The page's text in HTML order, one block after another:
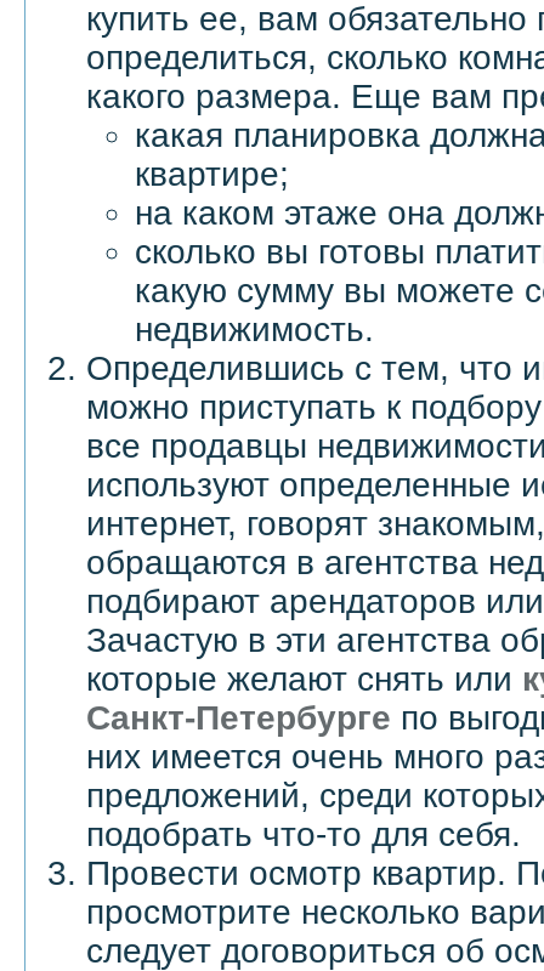
купить ее, вам обязательно
определиться, сколько
какого размера. Еще вам
какая планировка
квартире;
на каком этаже она
сколько вы готовы
какую сумму вы можете
недвижимость.
Определившись с тем, что
можно приступать к
все продавцы
используют определенные
интернет, говорят
обращаются в агентства
подбирают арендаторов
Зачастую в эти агентства
которые желают снять или
Санкт-Петербурге по
них имеется очень много
предложений, среди
подобрать что-то для себя.
Провести осмотр квартир.
просмотрите несколько
следует договориться об